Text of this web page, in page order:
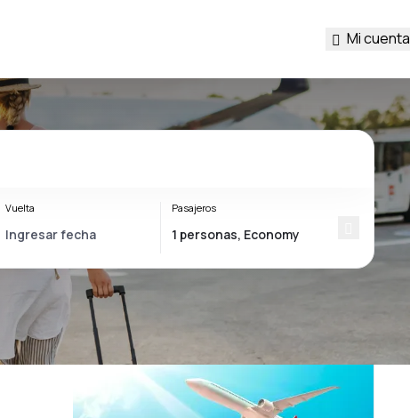
Mi cuenta
Vuelta Pasajeros